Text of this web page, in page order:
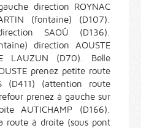
direction ROYNAC
(fontaine) (D107).
SAOÛ (D136).
direction AOUSTE
LAUZUN (D70). Belle
prenez petite route
(D411) (attention route
prenez à gauche sur
AUTICHAMP (D166).
route à droite (sous pont